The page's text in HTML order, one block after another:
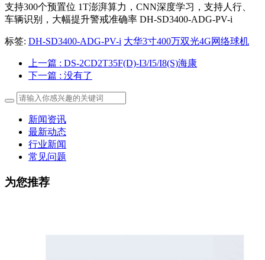
支持300个预置位 1T澎湃算力，CNN深度学习，支持人行、
车辆识别，大幅提升警戒准确率 DH-SD3400-ADG-PV-i
标签: DH-SD3400-ADG-PV-i 大华3寸400万双光4G网络球机
上一篇 : DS-2CD2T35F(D)-I3/I5/I8(S)海康
下一篇 : 没有了
新闻资讯
最新动态
行业新闻
常见问题
为您推荐